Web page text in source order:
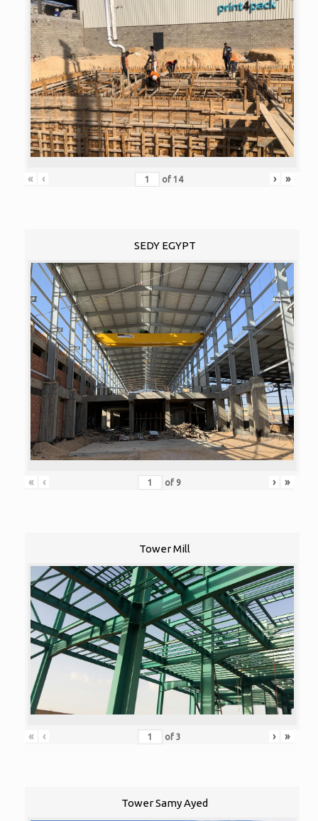
« ‹ of 14 › »
SEDY EGYPT
« ‹ of 9 › »
Tower Mill
« ‹ of 3 › »
Tower Samy Ayed